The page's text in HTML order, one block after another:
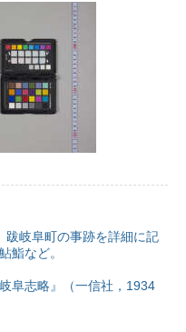
跋岐阜町の事跡を詳細に記
鮨など。
阜志略』（一信社，1934